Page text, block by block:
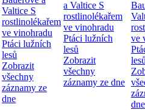
Valtice S
rostlinolékařem
ve vinohradu
Ptáci lužních
lesů
Zobrazit
všechny
záznamy ze
dne
a Valtice S
rostlinolékařem
ve vinohradu
Ptáci lužních
lesů
Zobrazit
všechny
záznamy ze dne
ve
dne